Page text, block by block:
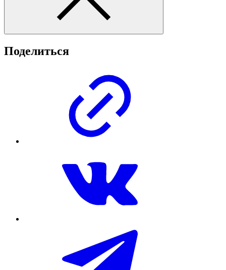
Поделиться